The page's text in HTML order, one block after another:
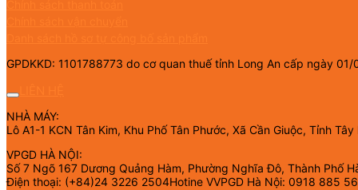
GPDKKD: 1101788773 do cơ quan thuế tỉnh Long An cấp ngày 01/
NHÀ MÁY:
Lô A1-1 KCN Tân Kim, Khu Phố Tân Phước, Xã Cần Giuộc, Tỉnh Tây
VPGD HÀ NỘI:
Số 7 Ngõ 167 Dương Quảng Hàm, Phường Nghĩa Đô, Thành Phố
Điện thoại: (+84)24 3226 2504Hotine VVPGD Hà Nội: 0918 885